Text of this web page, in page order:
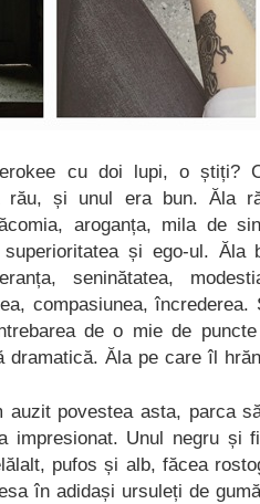
cu doi lupi, o știți?
rău, și unul era bun. Ăla
aroganța, mila de
superioritatea și ego-ul. Ăla
seninătatea,
compasiunea,
de o mie de
dramatică. Ăla pe care îl
auzit povestea asta, parca
impresionat. Unul negru și
pufos și alb, făcea
în adidași ursuleți de